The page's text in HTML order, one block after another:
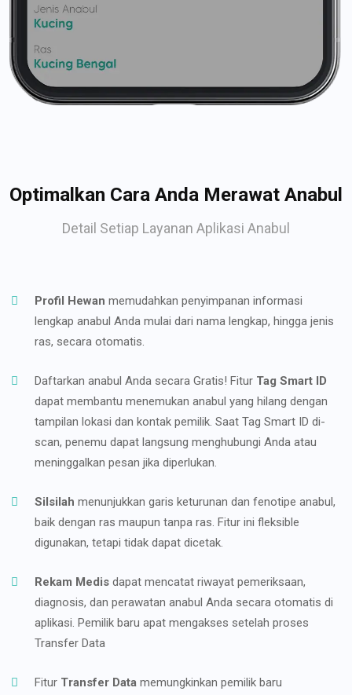
Optimalkan Cara Anda Merawat Anabul
Detail Setiap Layanan Aplikasi Anabul
Profil Hewan memudahkan penyimpanan informasi
lengkap anabul Anda mulai dari nama lengkap, hingga jenis
ras, secara otomatis.
Daftarkan anabul Anda secara Gratis! Fitur Tag Smart ID
dapat membantu menemukan anabul yang hilang dengan
tampilan lokasi dan kontak pemilik. Saat Tag Smart ID di-
scan, penemu dapat langsung menghubungi Anda atau
meninggalkan pesan jika diperlukan.
Silsilah menunjukkan garis keturunan dan fenotipe anabul,
baik dengan ras maupun tanpa ras. Fitur ini fleksible
digunakan, tetapi tidak dapat dicetak.
Rekam Medis dapat mencatat riwayat pemeriksaan,
diagnosis, dan perawatan anabul Anda secara otomatis di
aplikasi. Pemilik baru apat mengakses setelah proses
Transfer Data
Fitur Transfer Data memungkinkan pemilik baru